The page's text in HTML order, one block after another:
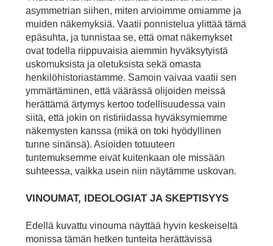
asymmetrian siihen, miten arvioimme omiamme ja
muiden näkemyksiä. Vaatii ponnistelua ylittää tämä
epäsuhta, ja tunnistaa se, että omat näkemykset
ovat todella riippuvaisia aiemmin hyväksytyistä
uskomuksista ja oletuksista sekä omasta
henkilöhistoriastamme. Samoin vaivaa vaatii sen
ymmärtäminen, että väärässä olijoiden meissä
herättämä ärtymys kertoo todellisuudessa vain
siitä, että jokin on ristiriidassa hyväksymiemme
näkemysten kanssa (mikä on toki hyödyllinen
tunne sinänsä). Asioiden totuuteen
tuntemuksemme eivät kuitenkaan ole missään
suhteessa, vaikka usein niin näytämme uskovan.
VINOUMAT, IDEOLOGIAT JA SKEPTISYYS
Edellä kuvattu vinouma näyttää hyvin keskeiseltä
monissa tämän hetken tunteita herättävissä